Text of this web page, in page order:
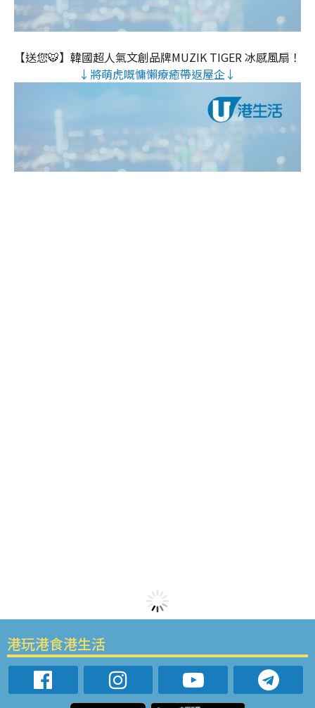
【送您🐯】韓國超人氣文創品牌MUZIK TIGER 冰感風扇！
↓將萌虎嘅慵懶療癒帶返屋企↓
港玩港食港生活